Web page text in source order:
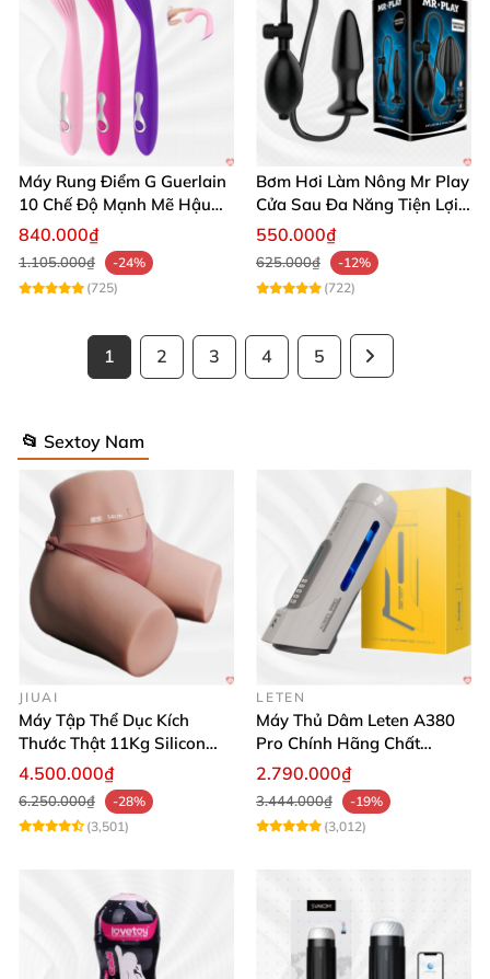
Máy Rung Điểm G Guerlain
10 Chế Độ Mạnh Mẽ Hậu
Môn
840.000₫
1.105.000₫
-24%
(725)
Bơm Hơi Làm Nông Mr Play
Cửa Sau Đa Năng Tiện Lợi
Giá Tốt
550.000₫
625.000₫
-12%
(722)
1 2 3 4 5
📂 Sextoy Nam
JIUAI
Máy Tập Thể Dục Kích
Thước Thật 11Kg Silicon
Cao Cấp Nhật Bản
4.500.000₫
6.250.000₫
-28%
(3,501)
LETEN
Máy Thủ Dâm Leten A380
Pro Chính Hãng Chất
Lượng Cao
2.790.000₫
3.444.000₫
-19%
(3,012)